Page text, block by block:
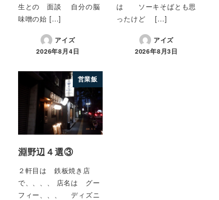
生との 面談 自分の脳
味噌の始 […]
アイズ
2026年8月4日
は ソーキそばとも思
ったけど […]
アイズ
2026年8月3日
営業飯
淵野辺４選③
２軒目は 鉄板焼き店
で、、、、 店名は グー
フィー、、、 ディズニ